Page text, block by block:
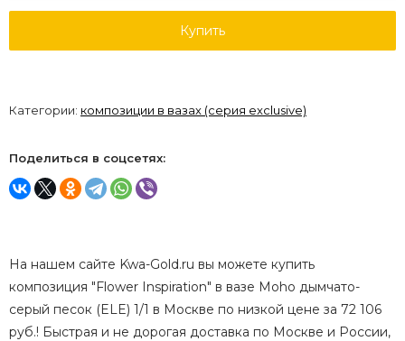
Купить
Категории: композиции в вазах (серия exclusive)
Поделиться в соцсетях:
На нашем сайте Kwa-Gold.ru вы можете купить
композиция "Flower Inspiration" в вазе Moho дымчато-
серый песок (ELE) 1/1 в Москве по низкой цене за 72 106
руб.! Быстрая и не дорогая доставка по Москве и России,